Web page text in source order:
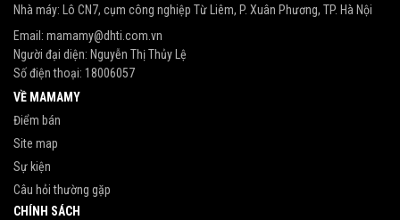
Nhà máy: Lô CN7, cụm công nghiệp Từ Liêm, P. Xuân Phương, TP. Hà Nội
Email: mamamy@dhti.com.vn
Người đại diện: Nguyễn Thị Thủy Lệ
Số điện thoại: 18006057
VỀ MAMAMY
Điểm bán
Site map
Sự kiện
Câu hỏi thường gặp
CHÍNH SÁCH